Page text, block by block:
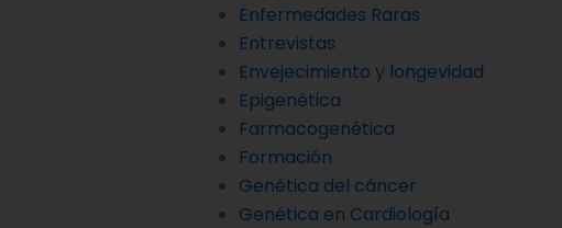
Enfermedades Raras
Entrevistas
Envejecimiento y longevidad
Epigenética
Farmacogenética
Formación
Genética del cáncer
Genética en Cardiología